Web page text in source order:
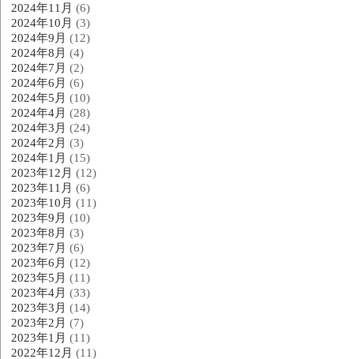
2024年11月 (6)
2024年10月 (3)
2024年9月 (12)
2024年8月 (4)
2024年7月 (2)
2024年6月 (6)
2024年5月 (10)
2024年4月 (28)
2024年3月 (24)
2024年2月 (3)
2024年1月 (15)
2023年12月 (12)
2023年11月 (6)
2023年10月 (11)
2023年9月 (10)
2023年8月 (3)
2023年7月 (6)
2023年6月 (12)
2023年5月 (11)
2023年4月 (33)
2023年3月 (14)
2023年2月 (7)
2023年1月 (11)
2022年12月 (11)